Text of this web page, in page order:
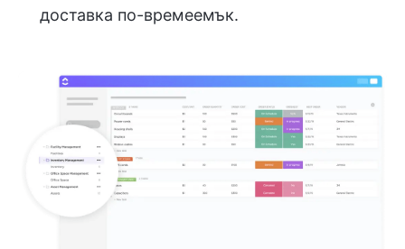
доставка по-времеемък.